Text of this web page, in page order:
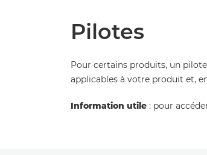
Pilotes
Pour certains produits, un
applicables à votre produit et,
Information utile : pour